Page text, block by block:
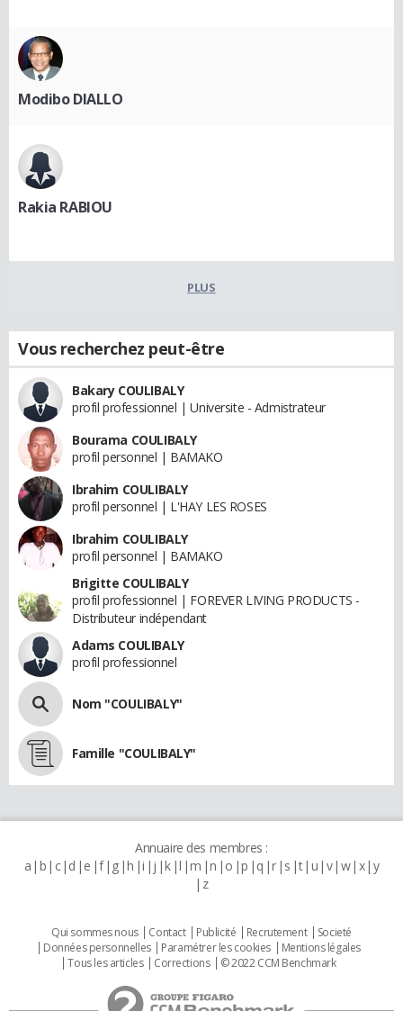
Modibo DIALLO
Rakia RABIOU
PLUS
Vous recherchez peut-être
Bakary COULIBALY
profil professionnel | Universite - Admistrateur
Bourama COULIBALY
profil personnel | BAMAKO
Ibrahim COULIBALY
profil personnel | L'HAY LES ROSES
Ibrahim COULIBALY
profil personnel | BAMAKO
Brigitte COULIBALY
profil professionnel | FOREVER LIVING PRODUCTS -
Distributeur indépendant
Adams COULIBALY
profil professionnel
Nom "COULIBALY"
Famille "COULIBALY"
Annuaire des membres :
a b c d e f g h i j k l m n o p q r s t u v w x y
z
Qui sommes nous Contact Publicité Recrutement
Societé
Données personnelles
Paramétrer les cookies
Mentions légales
Tous les articles
Corrections © 2022 CCM Benchmark